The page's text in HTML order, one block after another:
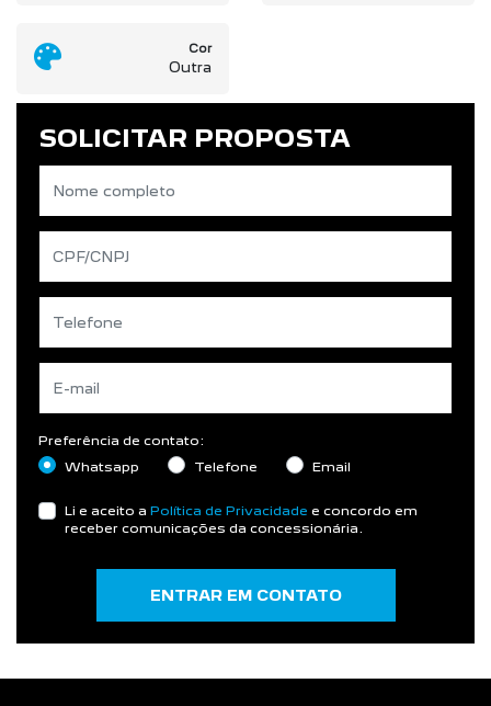
Cor
Outra
SOLICITAR PROPOSTA
Preferência de contato:
Whatsapp
Telefone Email
Li e aceito a Política de Privacidade e concordo em
receber comunicações da concessionária.
ENTRAR EM CONTATO